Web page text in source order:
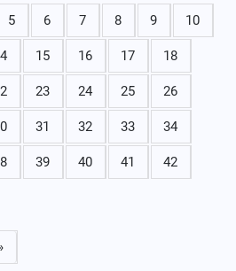
5 6 7 8 9 10
15 16 17 18
23 24 25 26
31 32 33 34
39 40 41 42